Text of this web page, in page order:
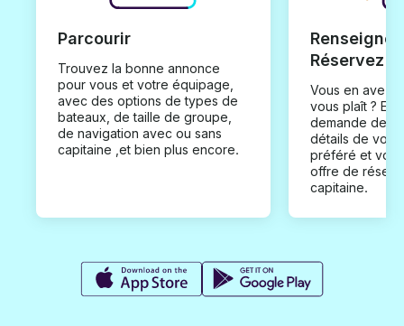
Parcourir
Trouvez la bonne annonce
pour vous et votre équipage,
avec des options de types de
bateaux, de taille de groupe,
de navigation avec ou sans
capitaine ,et bien plus encore.
Réservez
Vous en avez
vous plaît ?
demande de
détails de
préféré et
offre de
capitaine.